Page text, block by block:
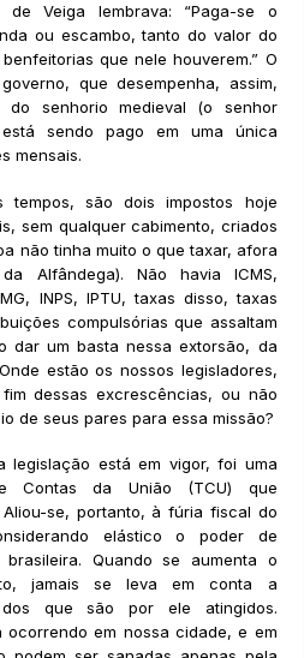
de Veiga lembrava: “Paga-se o
ou escambo, tanto do valor do
que nele houverem.” O
que desempenha, assim,
do senhorio medieval (o senhor
sendo pago em uma única
mensais.
tempos, são dois impostos hoje
sem qualquer cabimento, criados
não tinha muito o que taxar, afora
Alfândega). Não havia ICMS,
INPS, IPTU, taxas disso, taxas
compulsórias que assaltam
dar um basta nessa extorsão, da
estão os nossos legisladores,
dessas excrescências, ou não
de seus pares para essa missão?
legislação está em vigor, foi uma
Contas da União (TCU) que
se, portanto, à fúria fiscal do
elástico o poder de
Quando se aumenta o
jamais se leva em conta a
dos que são por ele atingidos.
em nossa cidade, e em